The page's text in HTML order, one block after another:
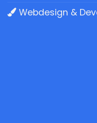
Webdesign &